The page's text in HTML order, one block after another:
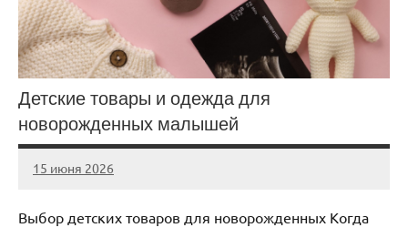
Детские товары и одежда для
новорожденных малышей
15 июня 2026
Avtor
Нет
Выбор детских товаров для новорожденных Когда